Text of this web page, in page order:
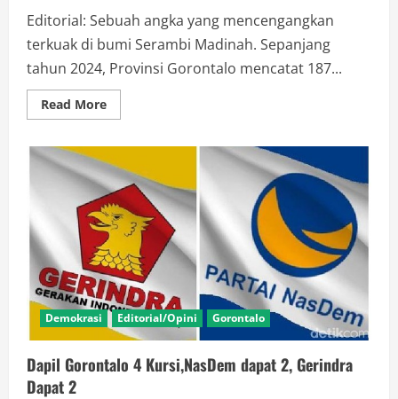
Editorial: Sebuah angka yang mencengangkan
terkuak di bumi Serambi Madinah. Sepanjang
tahun 2024, Provinsi Gorontalo mencatat 187...
Read MoreRead
more
Kini
Jahiliah?,Gorontalo
dalam
Bayang-
Bayang
Kekerasan,
Darurat
Perlindungan
Anak
dan
Perempuan
Demokrasi Editorial/Opini Gorontalo
Dapil Gorontalo 4 Kursi,NasDem dapat 2, Gerindra
Dapat 2